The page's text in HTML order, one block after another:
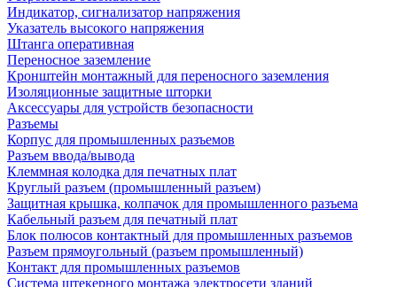
Индикатор, сигнализатор напряжения
Указатель высокого напряжения
Штанга оперативная
Переносное заземление
Кронштейн монтажный для переносного заземления
Изоляционные защитные шторки
Аксессуары для устройств безопасности
Разъемы
Корпус для промышленных разъемов
Разъем ввода/вывода
Клеммная колодка для печатных плат
Круглый разъем (промышленный разъем)
Защитная крышка, колпачок для промышленного разъема
Кабельный разъем для печатный плат
Блок полюсов контактный для промышленных разъемов
Разъем прямоугольный (разъем промышленный)
Контакт для промышленных разъемов
Система штекерного монтажа электросети зданий